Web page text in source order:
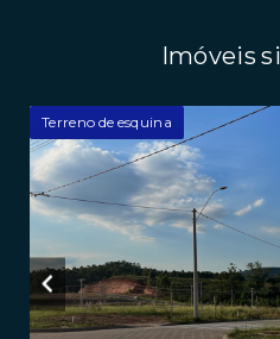
Imóveis
Terreno de esquina